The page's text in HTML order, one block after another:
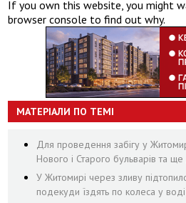
If you own this website, you might
browser console to find out why.
МАТЕРІАЛИ ПО ТЕМІ
Для проведення забігу у
Нового і Старого бульварів та ще
У Житомирі через зливу
подекуди їздять по колеса у воді